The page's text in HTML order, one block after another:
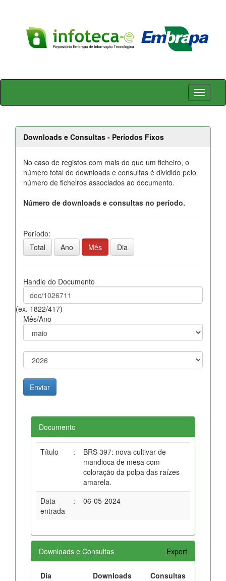
Skip
Downloads e Consultas - Períodos Fixos
No caso de registos com mais do que um ficheiro, o
número total de downloads e consultas é dividido pelo
número de ficheiros associados ao documento.
Número de downloads e consultas no período.
Período:
Total
Ano Mês Dia
Handle do Documento
(ex. 1822/417)
Mês/Ano
Documento
Título :
BRS 397: nova cultivar de
mandioca de mesa com
coloração da polpa das raízes
amarela.
Data
entrada
: 06-05-2024
Downloads e Consultas Export
Dia Downloads
Consultas